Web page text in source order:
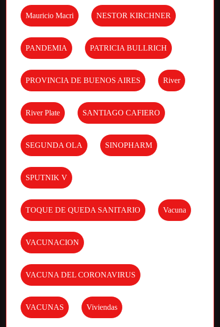
Mauricio Macri NESTOR KIRCHNER
PANDEMIA PATRICIA BULLRICH
PROVINCIA DE BUENOS AIRES River
River Plate SANTIAGO CAFIERO
SEGUNDA OLA SINOPHARM
SPUTNIK V
TOQUE DE QUEDA SANITARIO Vacuna
VACUNACION
VACUNA DEL CORONAVIRUS
VACUNAS Viviendas